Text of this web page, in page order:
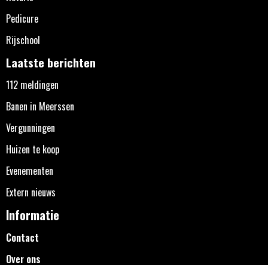
Pedicure
Rijschool
Laatste berichten
112 meldingen
Banen in Meerssen
Vergunningen
Huizen te koop
Evenementen
Extern nieuws
Informatie
Contact
Over ons